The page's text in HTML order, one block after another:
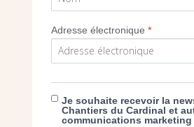
Adresse électronique*
Je souhaite recevoir la
Chantiers du Cardinal et
communications marketing